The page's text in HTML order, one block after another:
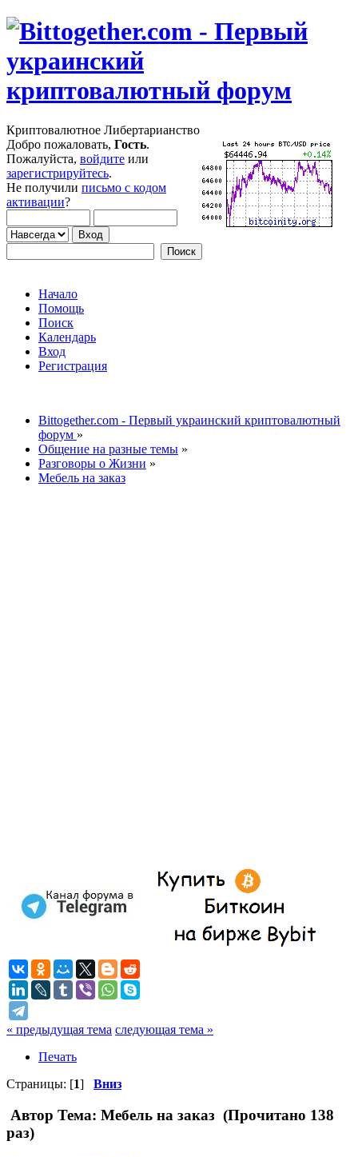
Криптовалютное Либертарианство
Добро пожаловать, Гость.
Пожалуйста, войдите или
зарегистрируйтесь.
Не получили письмо с кодом
активации?
Начало
Помощь
Поиск
Календарь
Вход
Регистрация
Bittogether.com - Первый украинский криптовалютный
форум »
Общение на разные темы »
Разговоры о Жизни »
Мебель на заказ
« предыдущая тема следующая тема »
Печать
Страницы: [1] Вниз
Автор Тема: Мебель на заказ (Прочитано 138
раз)